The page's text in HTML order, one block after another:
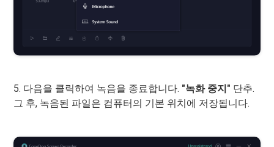
5. 다음을 클릭하여 녹음을 종료합니다. "녹화 중지" 단추.
그 후, 녹음된 파일은 컴퓨터의 기본 위치에 저장됩니다.